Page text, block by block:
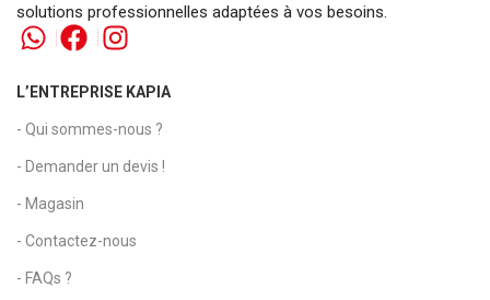
solutions professionnelles adaptées à vos besoins.
L’ENTREPRISE KAPIA
- Qui sommes-nous ?
- Demander un devis !
- Magasin
- Contactez-nous
- FAQs ?